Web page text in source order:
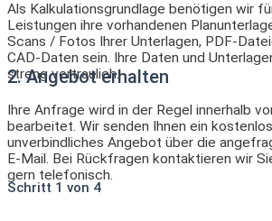
Als Kalkulationsgrundlage benötigen wir
Leistungen ihre vorhandenen
Scans / Fotos Ihrer Unterlagen, PDF-
CAD-Daten sein. Ihre Daten und
streng vertraulich.
2. Angebot erhalten
Ihre Anfrage wird in der Regel innerhalb
bearbeitet. Wir senden Ihnen ein
unverbindliches Angebot über die
E-Mail. Bei Rückfragen kontaktieren wir
gern telefonisch.
Schritt 1 von 4